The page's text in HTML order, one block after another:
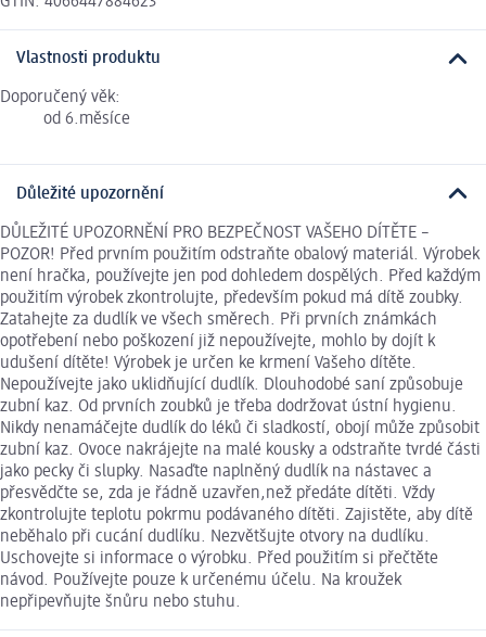
Vlastnosti produktu
Doporučený věk:
od 6.měsíce
Důležité upozornění
DŮLEŽITÉ UPOZORNĚNÍ PRO BEZPEČNOST VAŠEHO DÍTĚTE –
POZOR! Před prvním použitím odstraňte obalový materiál. Výrobek
není hračka, používejte jen pod dohledem dospělých. Před každým
použitím výrobek zkontrolujte, především pokud má dítě zoubky.
Zatahejte za dudlík ve všech směrech. Při prvních známkách
opotřebení nebo poškození již nepoužívejte, mohlo by dojít k
udušení dítěte! Výrobek je určen ke krmení Vašeho dítěte.
Nepoužívejte jako uklidňující dudlík. Dlouhodobé saní způsobuje
zubní kaz. Od prvních zoubků je třeba dodržovat ústní hygienu.
Nikdy nenamáčejte dudlík do léků či sladkostí, obojí může způsobit
zubní kaz. Ovoce nakrájejte na malé kousky a odstraňte tvrdé části
jako pecky či slupky. Nasaďte naplněný dudlík na nástavec a
přesvědčte se, zda je řádně uzavřen,než předáte dítěti. Vždy
zkontrolujte teplotu pokrmu podávaného dítěti. Zajistěte, aby dítě
neběhalo při cucání dudlíku. Nezvětšujte otvory na dudlíku.
Uschovejte si informace o výrobku. Před použitím si přečtěte
návod. Používejte pouze k určenému účelu. Na kroužek
nepřipevňujte šnůru nebo stuhu.